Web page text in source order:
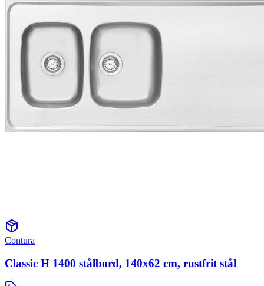
Contura
Classic H 1400 stålbord, 140x62 cm, rustfrit stål